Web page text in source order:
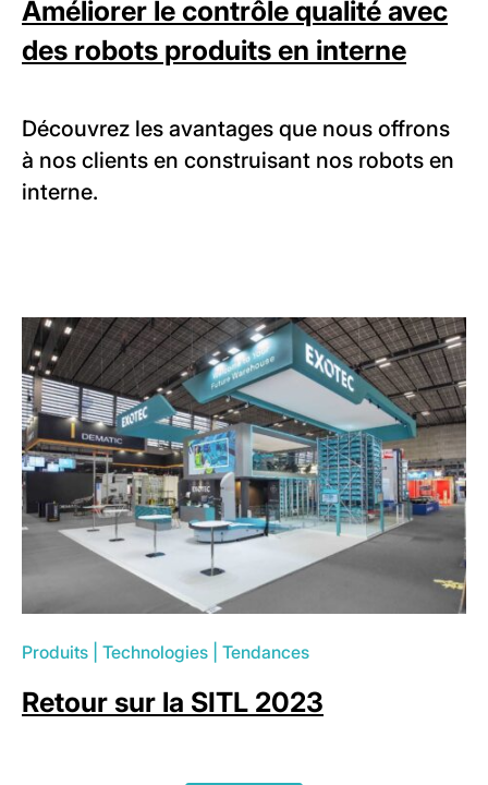
Améliorer le contrôle qualité avec
des robots produits en interne
Découvrez les avantages que nous offrons
à nos clients en construisant nos robots en
interne.
Produits Technologies Tendances
Retour sur la SITL 2023